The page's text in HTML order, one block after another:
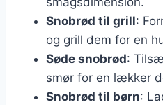
Snobrød til grill:
og grill dem for en
Søde snobrød:
smør for en lækker
Snobrød til børn: